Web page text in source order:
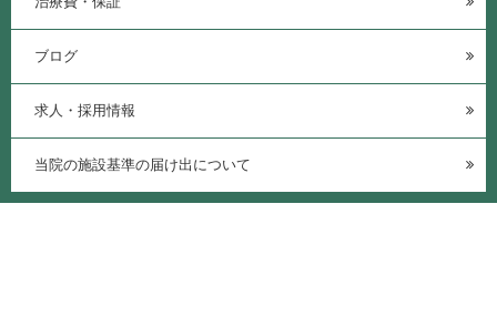
ブログ
求人・採用情報
当院の施設基準の届け出について